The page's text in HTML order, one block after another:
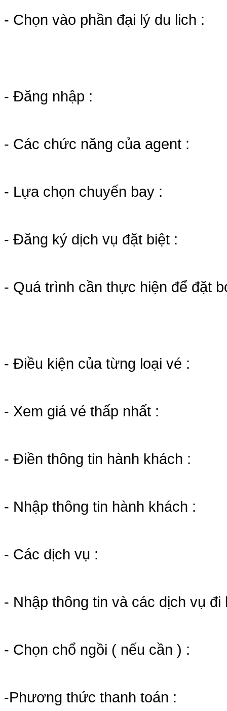
- Chọn vào phần đại lý du lich :
- Đăng nhập :
- Các chức năng của agent :
- Lựa chọn chuyến bay :
- Đăng ký dịch vụ đặt biệt :
- Quá trình cần thực hiện để đặt
- Điều kiện của từng loại vé :
- Xem giá vé thấp nhất :
- Điền thông tin hành khách :
- Nhập thông tin hành khách :
- Các dịch vụ :
- Nhập thông tin và các dịch vụ đi
- Chọn chổ ngồi ( nếu cần ) :
-Phương thức thanh toán :